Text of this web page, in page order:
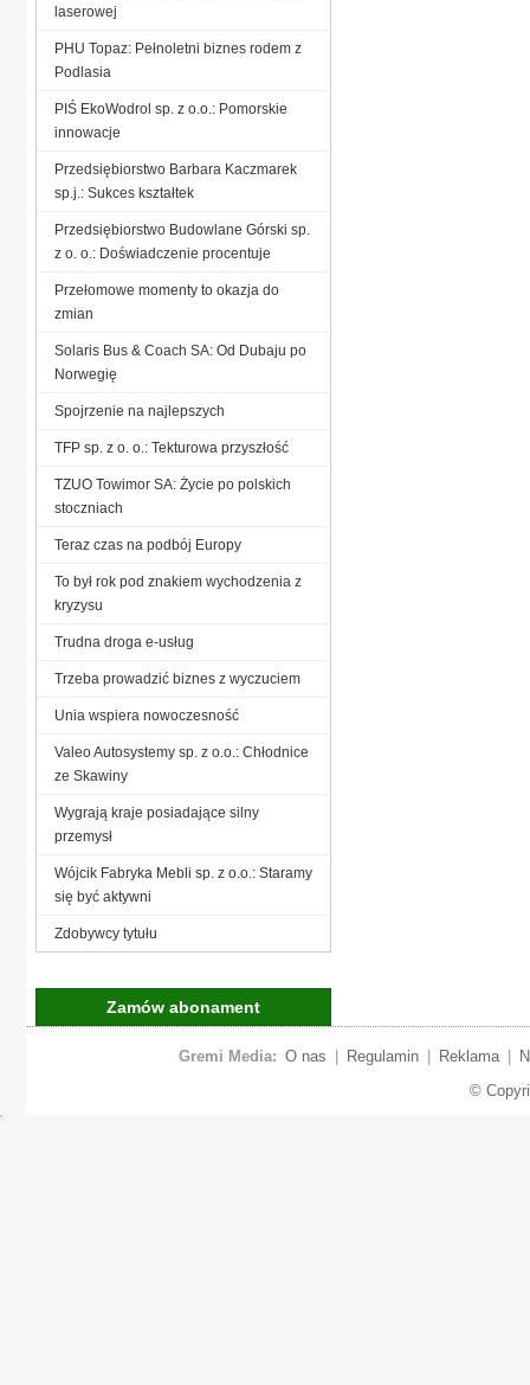
laserowej
PHU Topaz: Pełnoletni biznes rodem z
Podlasia
PIŚ EkoWodrol sp. z o.o.: Pomorskie
innowacje
Przedsiębiorstwo Barbara Kaczmarek
sp.j.: Sukces kształtek
Przedsiębiorstwo Budowlane Górski sp.
z o. o.: Doświadczenie procentuje
Przełomowe momenty to okazja do
zmian
Solaris Bus & Coach SA: Od Dubaju po
Norwegię
Spojrzenie na najlepszych
TFP sp. z o. o.: Tekturowa przyszłość
TZUO Towimor SA: Życie po polskich
stoczniach
Teraz czas na podbój Europy
To był rok pod znakiem wychodzenia z
kryzysu
Trudna droga e-usług
Trzeba prowadzić biznes z wyczuciem
Unia wspiera nowoczesność
Valeo Autosystemy sp. z o.o.: Chłodnice
ze Skawiny
Wygrają kraje posiadające silny
przemysł
Wójcik Fabryka Mebli sp. z o.o.: Staramy
się być aktywni
Zdobywcy tytułu
Zamów abonament
Gremi Media: O nas Regulamin Reklama
©